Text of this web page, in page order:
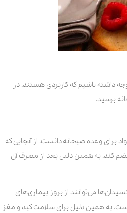
داشته باشیم که کاربردی هستند. در
برسید.
وعده صبحانه دانست. از آنجایی که
کند. به همین دلیل بعد از مصرف آن
می‌توانند از بروز بیماری‌های
به همین دلیل برای سلامت کبد و مغز